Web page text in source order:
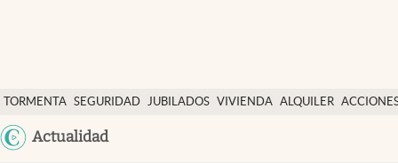
TORMENTA SEGURIDAD JUBILADOS VIVIENDA ALQUILER
Actualidad
Economía y finanzas
Política